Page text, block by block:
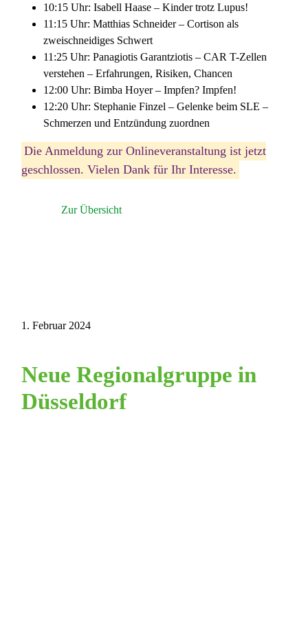
10:15 Uhr: Isabell Haase – Kinder trotz Lupus!
11:15 Uhr: Matthias Schneider – Cortison als
zweischneidiges Schwert
11:25 Uhr: Panagiotis Garantziotis – CAR T-Zellen
verstehen – Erfahrungen, Risiken, Chancen
12:00 Uhr: Bimba Hoyer – Impfen? Impfen!
12:20 Uhr: Stephanie Finzel – Gelenke beim SLE –
Schmerzen und Entzündung zuordnen
Die Anmeldung zur Onlineveranstaltung ist jetzt
geschlossen. Vielen Dank für Ihr Interesse.
Zur Übersicht
1. Februar 2024
Neue Regionalgruppe in
Düsseldorf